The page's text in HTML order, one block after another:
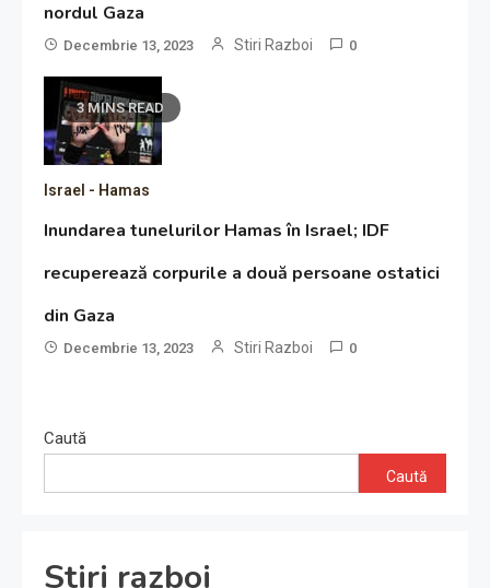
nordul Gaza
Decembrie 13, 2023 Stiri Razboi 0
3 MINS READ
Israel - Hamas
Inundarea tunelurilor Hamas în Israel; IDF
recuperează corpurile a două persoane ostatici
din Gaza
Decembrie 13, 2023 Stiri Razboi 0
Caută
Caută
Stiri razboi